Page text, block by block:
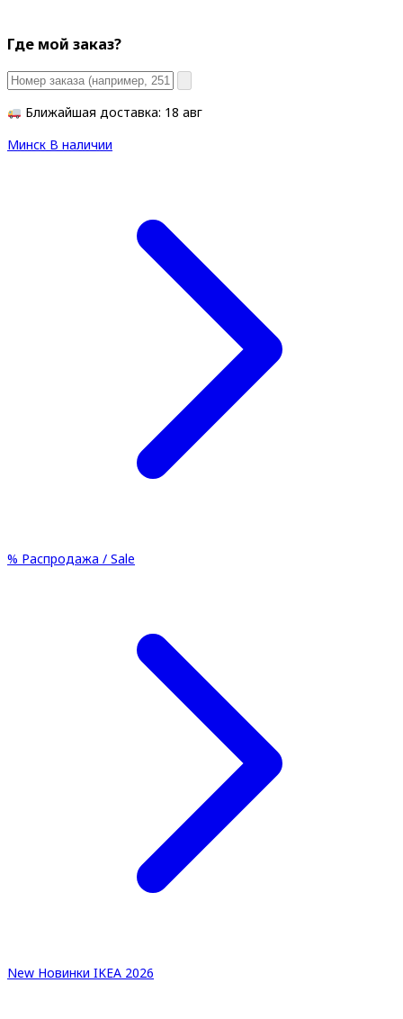
Где мой заказ?
Ближайшая доставка: 18 авг
Минск В наличии
% Распродажа / Sale
New Новинки IKEA 2026